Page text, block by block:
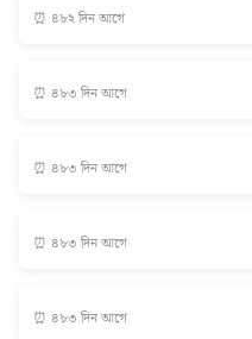
⏰ ৪৮২ দিন আগে
⏰ ৪৮৩ দিন আগে
⏰ ৪৮৩ দিন আগে
⏰ ৪৮৩ দিন আগে
⏰ ৪৮৩ দিন আগে